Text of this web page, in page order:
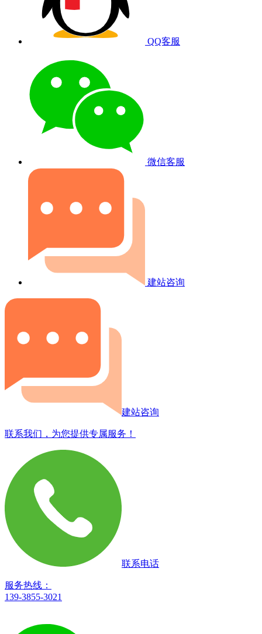
QQ客服
微信客服
建站咨询
建站咨询
联系我们，为您提供专属服务！
联系电话
服务热线：
139-3855-3021